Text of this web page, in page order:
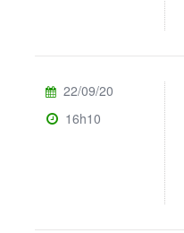
22/09/20
16h10